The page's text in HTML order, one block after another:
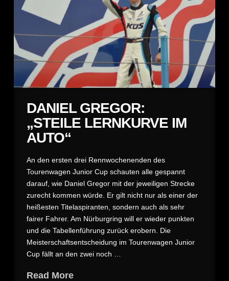
DANIEL GREGOR:
„STEILE LERNKURVE IM
AUTO“
An den ersten drei Rennwochenenden des
Tourenwagen Junior Cup schauten alle gespannt
darauf, wie Daniel Gregor mit der jeweiligen Strecke
zurecht kommen würde. Er gilt nicht nur als einer der
heißesten Titelaspiranten, sondern auch als sehr
fairer Fahrer. Am Nürburgring will er wieder punkten
und die Tabellenführung zurück erobern. Die
Meisterschaftsentscheidung im Tourenwagen Junior
Cup fällt an den zwei noch …
Read More